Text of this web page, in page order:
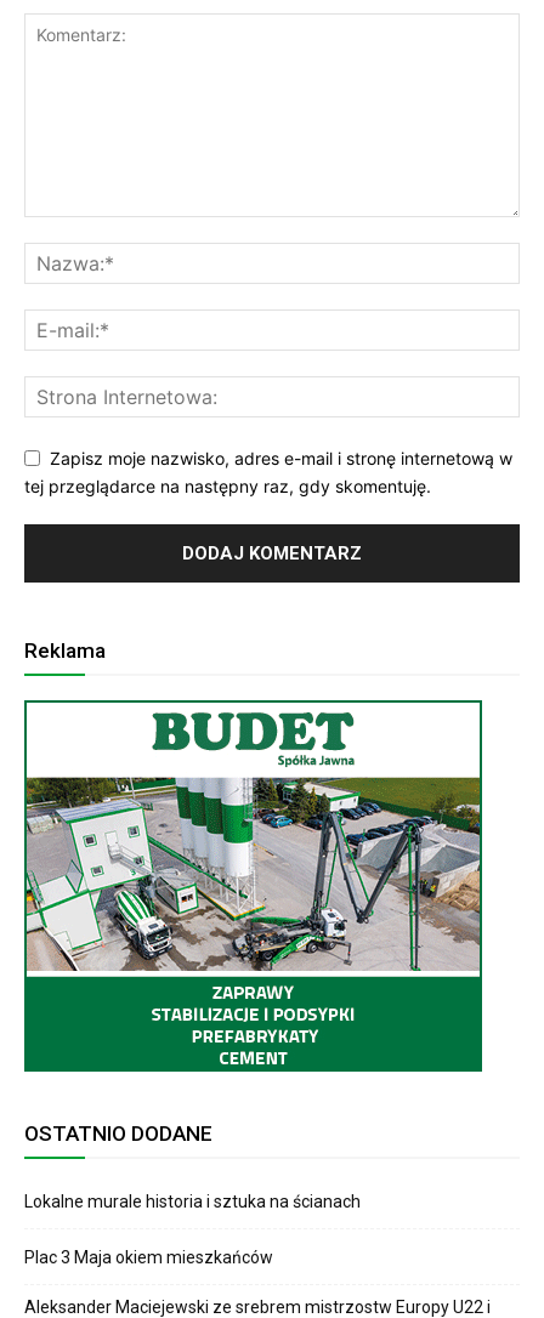
Zapisz moje nazwisko, adres e-mail i stronę internetową w
tej przeglądarce na następny raz, gdy skomentuję.
Reklama
OSTATNIO DODANE
Lokalne murale historia i sztuka na ścianach
Plac 3 Maja okiem mieszkańców
Aleksander Maciejewski ze srebrem mistrzostw Europy U22 i